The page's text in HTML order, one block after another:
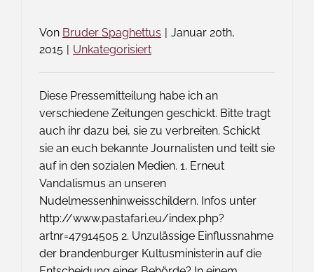
Von Bruder Spaghettus | Januar 20th,
2015 | Unkategorisiert
Diese Pressemitteilung habe ich an
verschiedene Zeitungen geschickt. Bitte tragt
auch ihr dazu bei, sie zu verbreiten. Schickt
sie an euch bekannte Journalisten und teilt sie
auf in den sozialen Medien. 1. Erneut
Vandalismus an unseren
Nudelmessenhinweisschildern. Infos unter
http://www.pastafari.eu/index.php?
artnr=47914505 2. Unzulässige Einflussnahme
der brandenburger Kultusministerin auf die